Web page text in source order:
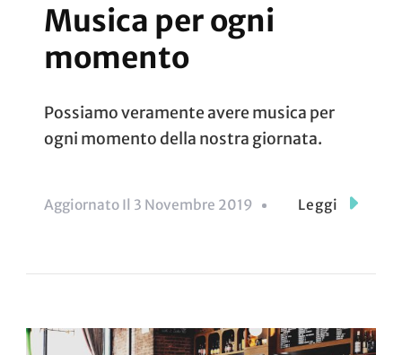
Musica per ogni
momento
Possiamo veramente avere musica per
ogni momento della nostra giornata.
Aggiornato Il 3 Novembre 2019 Leggi